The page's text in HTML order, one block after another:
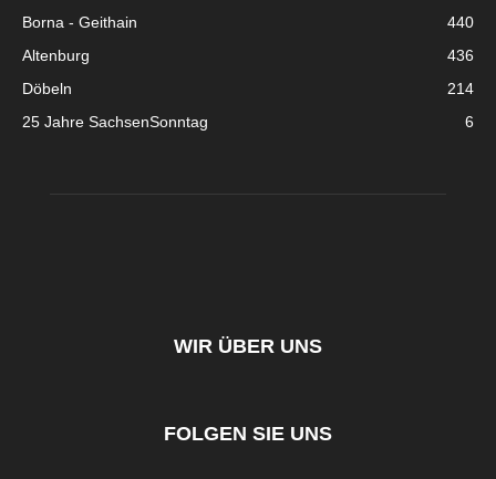
Borna - Geithain
440
Altenburg
436
Döbeln
214
25 Jahre SachsenSonntag
6
WIR ÜBER UNS
FOLGEN SIE UNS